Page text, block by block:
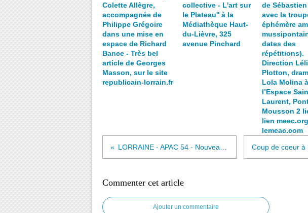
Colette Allègre,
accompagnée de
Philippe Grégoire
dans une mise en
espace de Richard
Bance - Très bel
article de Georges
Masson, sur le site
republicain-lorrain.fr
collective - L'art sur
le Plateau'' à la
Médiathèque Haut-
du-Lièvre, 325
avenue Pinchard
de
avec la
éphémère
dates des
répétitions).
Direction
Plotton,
Lola Molina à
l’Espace
Laurent,
Mousson 2
lien
lemeac.com
Commenter cet article
Ajouter un commentaire